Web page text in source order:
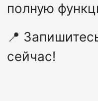
полную
📍
сейчас!